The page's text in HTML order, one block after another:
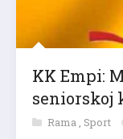
KK Empi:
seniorskoj
Rama , Sport